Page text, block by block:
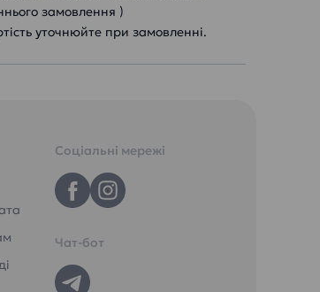
замовлення )
уточнюйте при замовленні.
Соціальні мережі
Чат-бот